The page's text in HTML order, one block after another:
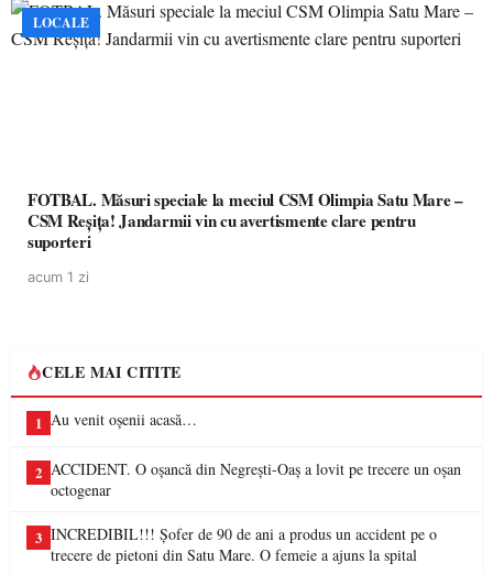
LOCALE
FOTBAL. Măsuri speciale la meciul CSM Olimpia Satu Mare –
CSM Reșița! Jandarmii vin cu avertismente clare pentru
suporteri
acum 1 zi
CELE MAI CITITE
1 Au venit oșenii acasă…
2 ACCIDENT. O oșancă din Negrești-Oaș a lovit pe trecere un oșan
octogenar
3 INCREDIBIL!!! Șofer de 90 de ani a produs un accident pe o
trecere de pietoni din Satu Mare. O femeie a ajuns la spital